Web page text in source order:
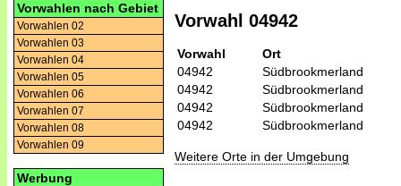
Vorwahlen nach Gebiet
Vorwahlen 02
Vorwahlen 03
Vorwahlen 04
Vorwahlen 05
Vorwahlen 06
Vorwahlen 07
Vorwahlen 08
Vorwahlen 09
Werbung
Vorwahl 04942
Vorwahl
Ort
04942
Südbrookmerland
04942
Südbrookmerland
04942
Südbrookmerland
04942
Südbrookmerland
Weitere Orte in der Umgebung